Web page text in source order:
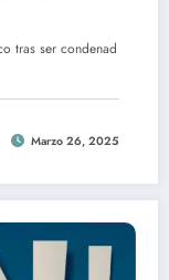
tras ser condenad
Marzo 26, 2025